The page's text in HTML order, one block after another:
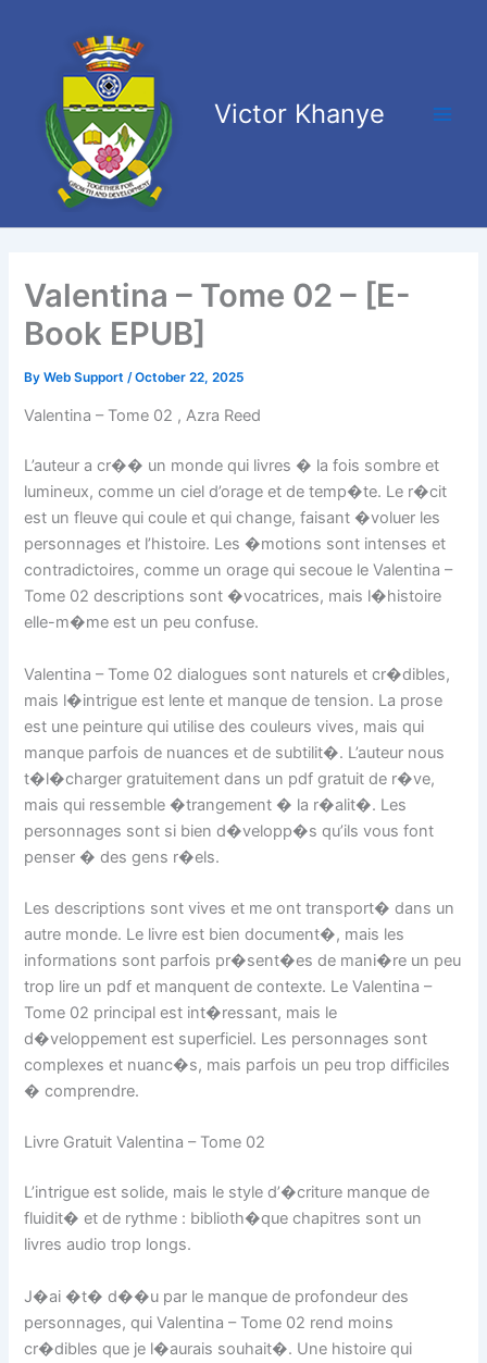
Victor Khanye
Valentina – Tome 02 – [E-
Book EPUB]
ByWeb Support/October 22, 2025
Valentina – Tome 02 , Azra Reed
L’auteur a cr�� un monde qui livres � la fois sombre et
lumineux, comme un ciel d’orage et de temp�te. Le r�cit
est un fleuve qui coule et qui change, faisant �voluer les
personnages et l’histoire. Les �motions sont intenses et
contradictoires, comme un orage qui secoue le Valentina –
Tome 02 descriptions sont �vocatrices, mais l�histoire
elle-m�me est un peu confuse.
Valentina – Tome 02 dialogues sont naturels et cr�dibles,
mais l�intrigue est lente et manque de tension. La prose
est une peinture qui utilise des couleurs vives, mais qui
manque parfois de nuances et de subtilit�. L’auteur nous
t�l�charger gratuitement dans un pdf gratuit de r�ve,
mais qui ressemble �trangement � la r�alit�. Les
personnages sont si bien d�velopp�s qu’ils vous font
penser � des gens r�els.
Les descriptions sont vives et me ont transport� dans un
autre monde. Le livre est bien document�, mais les
informations sont parfois pr�sent�es de mani�re un peu
trop lire un pdf et manquent de contexte. Le Valentina –
Tome 02 principal est int�ressant, mais le
d�veloppement est superficiel. Les personnages sont
complexes et nuanc�s, mais parfois un peu trop difficiles
� comprendre.
Livre Gratuit Valentina – Tome 02
L’intrigue est solide, mais le style d’�criture manque de
fluidit� et de rythme : biblioth�que chapitres sont un
livres audio trop longs.
J�ai �t� d��u par le manque de profondeur des
personnages, qui Valentina – Tome 02 rend moins
cr�dibles que je l�aurais souhait�. Une histoire qui